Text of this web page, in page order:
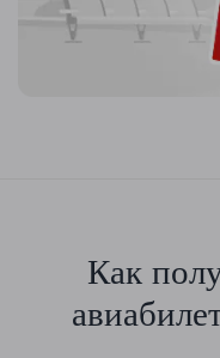
Как